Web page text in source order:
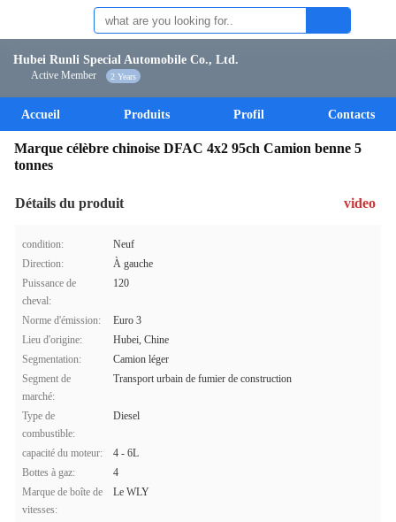
Hubei Runli Special Automobile Co., Ltd.
Active Member 2 Years
Accueil Produits Profil Contacts
Marque célèbre chinoise DFAC 4x2 95ch Camion benne 5
tonnes
Détails du produit video
condition:
Neuf
Direction:
À gauche
Puissance de
cheval:
120
Norme d'émission:
Euro 3
Lieu d'origine:
Hubei, Chine
Segmentation:
Camion léger
Segment de
marché:
Transport urbain de fumier de construction
Type de
combustible:
Diesel
capacité du moteur:
4 - 6L
Bottes à gaz:
4
Marque de boîte de
vitesses:
Le WLY